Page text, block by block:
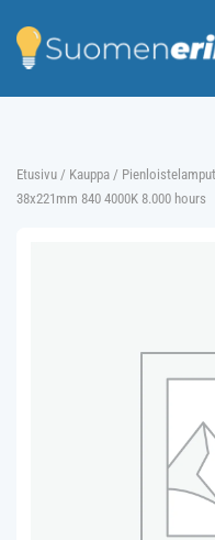
content
Etusivu / Kauppa / Pienloistelamput
38x221mm 840 4000K 8.000 hours